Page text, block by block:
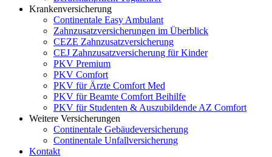
Krankenversicherung
Continentale Easy Ambulant
Zahnzusatzversicherungen im Überblick
CEZE Zahnzusatzversicherung
CEJ Zahnzusatzversicherung für Kinder
PKV Premium
PKV Comfort
PKV für Ärzte Comfort Med
PKV für Beamte Comfort Beihilfe
PKV für Studenten & Auszubildende AZ Comfort
Weitere Versicherungen
Continentale Gebäudeversicherung
Continentale Unfallversicherung
Kontakt